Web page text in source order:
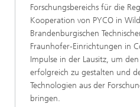
Forschungsbereichs für die
Kooperation von PYCO in
Brandenburgischen
Fraunhofer-Einrichtungen in
Impulse in der Lausitz, um
erfolgreich zu gestalten und
Technologien aus der
bringen.